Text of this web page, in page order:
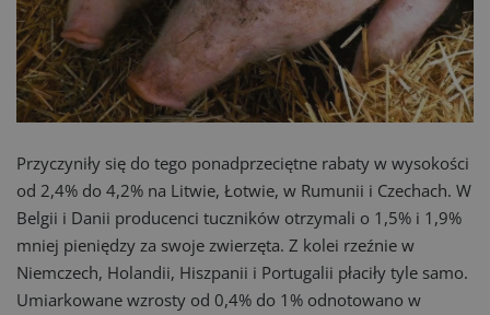
Przyczyniły się do tego ponadprzeciętne rabaty w wysokości
od 2,4% do 4,2% na Litwie, Łotwie, w Rumunii i Czechach. W
Belgii i Danii producenci tuczników otrzymali o 1,5% i 1,9%
mniej pieniędzy za swoje zwierzęta. Z kolei rzeźnie w
Niemczech, Holandii, Hiszpanii i Portugalii płaciły tyle samo.
Umiarkowane wzrosty od 0,4% do 1% odnotowano w